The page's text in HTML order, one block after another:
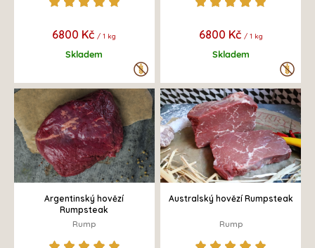
6800 Kč/ 1 kg
Skladem
6800 Kč / 1 kg
Skladem
Argentinský hovězí
Rumpsteak
Rump
Australský hovězí Rumpsteak
Rump